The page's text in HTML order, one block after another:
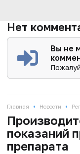
Нет
Вы не
Главная • Новости •
показаний
препарата